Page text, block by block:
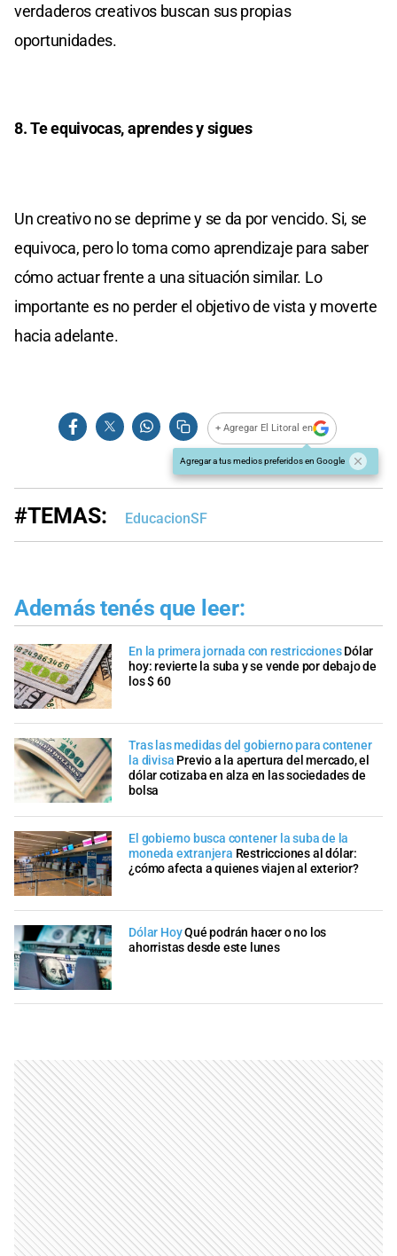
verdaderos creativos buscan sus propias
oportunidades.
8. Te equivocas, aprendes y sigues
Un creativo no se deprime y se da por vencido. Si, se
equivoca, pero lo toma como aprendizaje para saber
cómo actuar frente a una situación similar. Lo
importante es no perder el objetivo de vista y moverte
hacia adelante.
+ Agregar El Litoral en
Agregar a tus medios preferidos en Google
#TEMAS: EducacionSF
Además tenés que leer:
En la primera jornada con restricciones Dólar
hoy: revierte la suba y se vende por debajo de
los $ 60
Tras las medidas del gobierno para contener
la divisa Previo a la apertura del mercado, el
dólar cotizaba en alza en las sociedades de
bolsa
El gobierno busca contener la suba de la
moneda extranjera Restricciones al dólar:
¿cómo afecta a quienes viajen al exterior?
Dólar HoyQué podrán hacer o no los
ahorristas desde este lunes